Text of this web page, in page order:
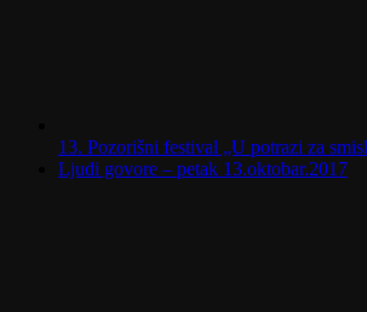
13. Pozorišni festival „U potrazi za
Ljudi govore – petak 13.oktobar.2017